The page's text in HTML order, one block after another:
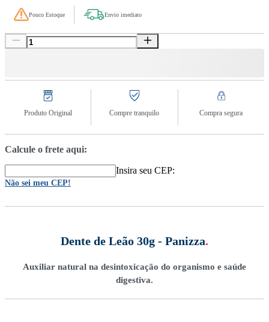
Pouco Estoque Envio imediato
Produto Original Compre tranquilo Compra segura
Calcule o frete aqui:
Insira seu CEP:
Não sei meu CEP!
Dente de Leão 30g - Panizza.
Auxiliar natural na desintoxicação do organismo e saúde
digestiva.